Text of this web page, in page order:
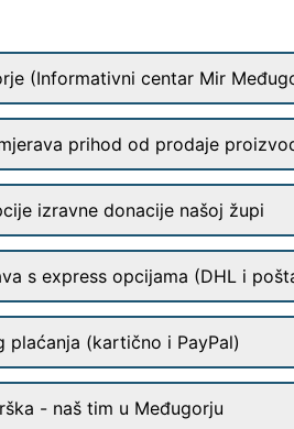
(Informativni centar Mir
prihod od prodaje
izravne donacije našoj župi
s express opcijama (DHL i
plaćanja (kartično i PayPal)
- naš tim u Međugorju